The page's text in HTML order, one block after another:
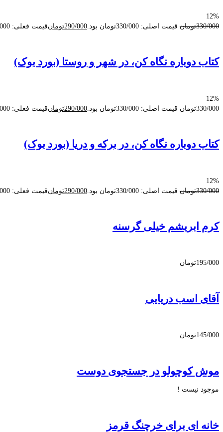
12%
330/000تومان قیمت اصلی: 330/000تومان بود. 290/000تومانقیمت فعلی: 290/000تومان.
کتاب دوباره نگاه كن، در شهر و روستا (بورد بوک)
12%
330/000تومان قیمت اصلی: 330/000تومان بود. 290/000تومانقیمت فعلی: 290/000تومان.
کتاب دوباره نگاه كن، در برکه و دریا (بورد بوک)
12%
330/000تومان قیمت اصلی: 330/000تومان بود. 290/000تومانقیمت فعلی: 290/000تومان.
کرم ابریشم خیلی گرسنه
195/000تومان
آقای اسب دریایی
145/000تومان
موش کوچولو در جستجوی دوست
موجود نیست !
خانه ای برای خرچنگ قرمز